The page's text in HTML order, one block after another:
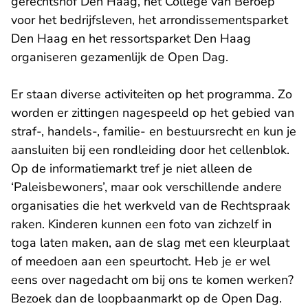
voor het bedrijfsleven, het arrondissementsparket
Den Haag en het ressortsparket Den Haag
organiseren gezamenlijk de Open Dag.
Er staan diverse activiteiten op het programma. Zo
worden er zittingen nagespeeld op het gebied van
straf-, handels-, familie- en bestuursrecht en kun je
aansluiten bij een rondleiding door het cellenblok.
Op de informatiemarkt tref je niet alleen de
‘Paleisbewoners’, maar ook verschillende andere
organisaties die het werkveld van de Rechtspraak
raken. Kinderen kunnen een foto van zichzelf in
toga laten maken, aan de slag met een kleurplaat
of meedoen aan een speurtocht. Heb je er wel
eens over nagedacht om bij ons te komen werken?
Bezoek dan de loopbaanmarkt op de Open Dag.